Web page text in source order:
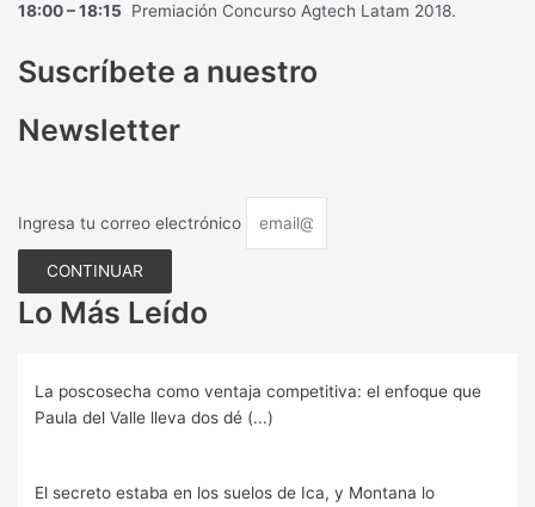
18:00 – 18:15 Premiación Concurso Agtech Latam 2018.
Suscríbete a nuestro
Newsletter
Ingresa tu correo electrónico
CONTINUAR
Lo Más Leído
La poscosecha como ventaja competitiva: el enfoque que
Paula del Valle lleva dos dé (...)
El secreto estaba en los suelos de Ica, y Montana lo